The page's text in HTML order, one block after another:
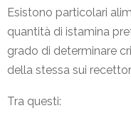
Esistono particolari
quantità di istamina
grado di determinare
della stessa sui
Tra questi: